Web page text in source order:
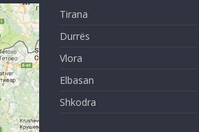
Tirana
Durrës
Vlora
Elbasan
Shkodra